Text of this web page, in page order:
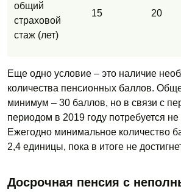
общий
страховой
стаж (лет)
15 20
Еще одно условие – это наличие
количества пенсионных баллов.
минимум – 30 баллов, но в связи с
периодом в 2019 году потребуется
Ежегодно минимальное количество
2,4 единицы, пока в итоге не
Досрочная пенсия с